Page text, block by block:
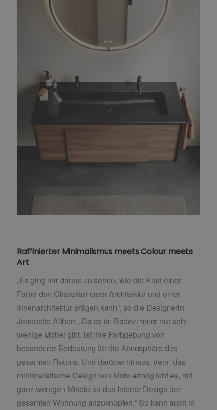
Raffinierter Minimalismus meets Colour meets
Art
„Es ging mir darum zu sehen, wie die Kraft einer
Farbe den Charakter einer Architektur und einer
Innenarchitektur prägen kann“, so die Designerin
Jeannette Altherr. „Da es im Badezimmer nur sehr
wenige Möbel gibt, ist ihre Farbgebung von
besonderer Bedeutung für die Atmosphäre des
gesamten Raums. Und darüber hinaus, denn das
minimalistische Design von Moto ermöglicht es, mit
ganz wenigen Mitteln an das Interior Design der
gesamten Wohnung anzuknüpfen.“ So kann auch in